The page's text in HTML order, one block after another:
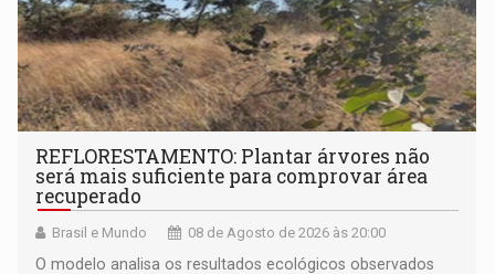
REFLORESTAMENTO: Plantar árvores não
será mais suficiente para comprovar área
recuperado
Brasil e Mundo 08 de Agosto de 2026 às 20:00
O modelo analisa os resultados ecológicos observados